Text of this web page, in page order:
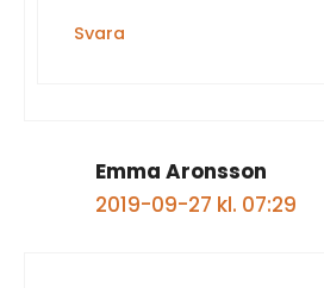
Svara
Emma Aronsson
2019-09-27 kl. 07:29